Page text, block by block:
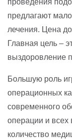
предлагают
лечения. Цена
Главная цель –
выздоровление
Большую роль
операционных
современного
операции и всех
количество